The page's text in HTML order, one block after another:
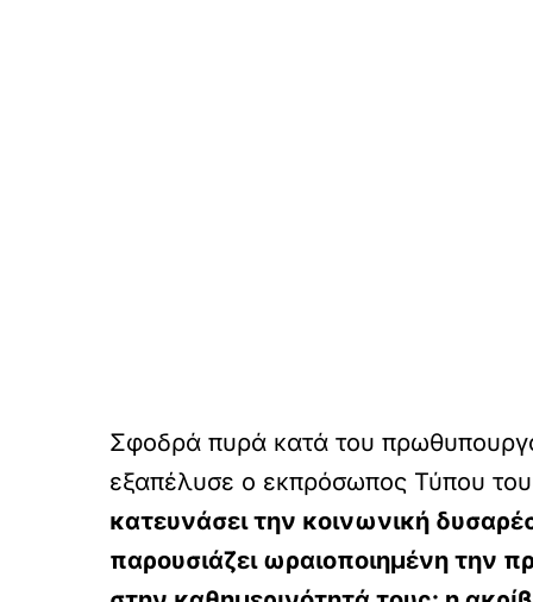
Σφοδρά πυρά κατά του
εξαπέλυσε ο εκπρόσωπος Τύπου
κατευνάσει την κοινωνική
παρουσιάζει ωραιοποιημένη την